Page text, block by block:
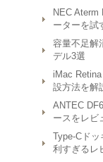
NEC Aterm
ーターを試
容量不足解
デル3選
iMac
設方法を解
ANTEC
ースをレビ
Type-Cド
利すぎるレ